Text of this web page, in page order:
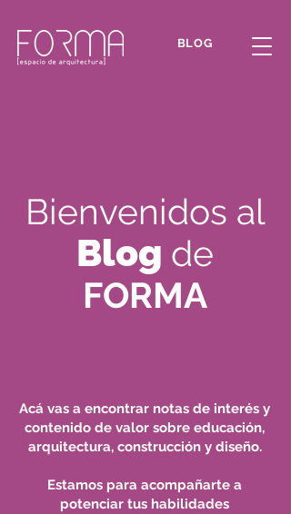
BLOG
Bienvenidos al
Blog de
FORMA
Acá vas a encontrar notas de interés y
contenido de valor sobre educación,
arquitectura, construcción y diseño.
Estamos para acompañarte a
potenciar tus habilidades